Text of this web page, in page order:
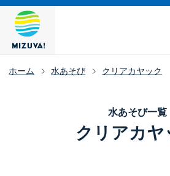
ホーム 水あそび クリアカヤック
水あそび一覧
クリアカヤ